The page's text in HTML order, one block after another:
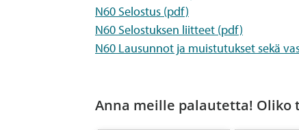
N60 Selostus (pdf)
N60 Selostuksen liitteet (pdf)
N60 Lausunnot ja muistutukset sekä
Anna meille palautetta! Oliko